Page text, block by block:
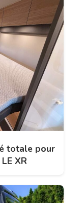
totale pour
XR